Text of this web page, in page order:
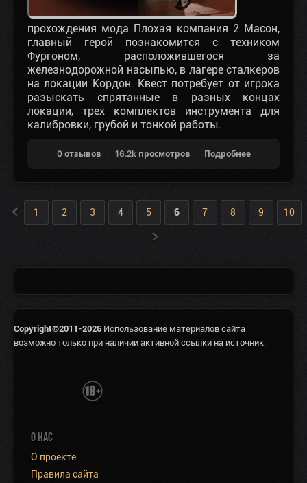
прохождения мода Плохая компания 2 Масон,
главный герой познакомится с техником
Фургоном, расположившегося за
железнодорожной насыпью, в лагере сталкеров
на локации Кордон. Квест потребует от игрока
разыскать спрятанные в разных концах
локации, трех комплектов инструмента для
калибровки, грубой и тонкой работы.
0 отзывов 16.2k просмотров Подробнее
1 2 3 4 5 6 7 8 9 10
Copyright©2011-2026 Использование материалов сайта
возможно только при наличии активной ссылки на источник.
О НАС
О проекте
Правила сайта